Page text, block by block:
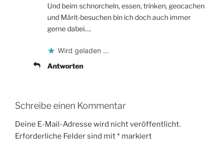
Und beim schnorcheln, essen, trinken, geocachen
und Märit-besuchen bin ich doch auch immer
gerne dabei….
Wird geladen …
Antworten
Schreibe einen Kommentar
Deine E-Mail-Adresse wird nicht veröffentlicht.
Erforderliche Felder sind mit* markiert